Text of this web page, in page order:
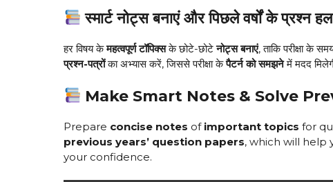
स्मार्ट नोट्स बनाएं और पिछले वर्षों के प्रश्न
हर विषय केमहत्वपूर्ण टॉपिक्सके छोटे-छोटेनोट्स बनाएं, ताकि परीक्षा के
प्रश्न-पत्रोंका अभ्यास करें, जिससे परीक्षा केपैटर्न को समझनेमें मदद
Make Smart Notes & Solve
Prepare concise notes of important topics for
previous years’ question papers, which will help
your confidence.